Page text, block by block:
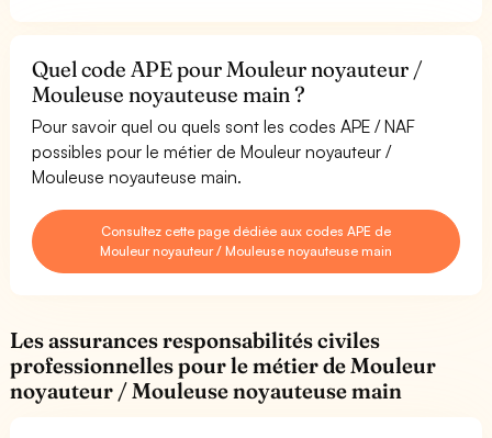
Quel code APE pour Mouleur noyauteur /
Mouleuse noyauteuse main ?
Pour savoir quel ou quels sont les codes APE / NAF
possibles pour le métier de Mouleur noyauteur /
Mouleuse noyauteuse main.
Consultez cette page dédiée aux codes APE de
Mouleur noyauteur / Mouleuse noyauteuse main
Les assurances responsabilités civiles
professionnelles pour le métier de Mouleur
noyauteur / Mouleuse noyauteuse main